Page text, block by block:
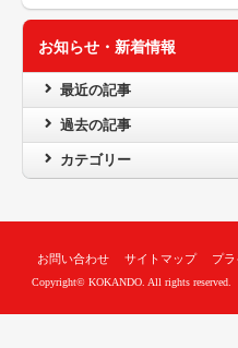
お知らせ・新着情報
最近の記事
過去の記事
カテゴリー
お問い合わせ サイトマップ プ
Copyright© KOKANDO. All rights reserved.